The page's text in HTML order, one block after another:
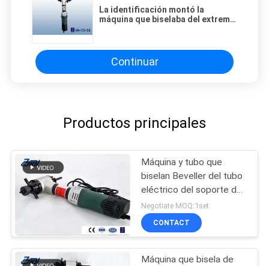
La identificación montó la
máquina que biselaba del extremo
herramienta que hacía frente del
tuboContinuar
Productos principales
Máquina y tubo que
biselan Beveller del tubo
eléctrico del soporte de
la identificación
Negotiate MOQ:1set
CONTACT
Máquina que bisela de